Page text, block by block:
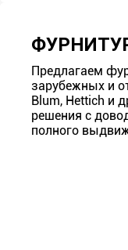
Предлагаем
зарубежных и
Blum, Hettich и
решения с
полного